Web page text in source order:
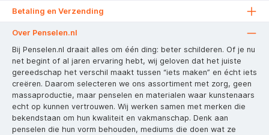
Betaling en Verzending
Over Penselen.nl
Bij Penselen.nl draait alles om één ding: beter schilderen. Of je nu
net begint of al jaren ervaring hebt, wij geloven dat het juiste
gereedschap het verschil maakt tussen “iets maken” en écht iets
creëren. Daarom selecteren we ons assortiment met zorg, geen
massaproductie, maar penselen en materialen waar kunstenaars
echt op kunnen vertrouwen. Wij werken samen met merken die
bekendstaan om hun kwaliteit en vakmanschap. Denk aan
penselen die hun vorm behouden, mediums die doen wat ze